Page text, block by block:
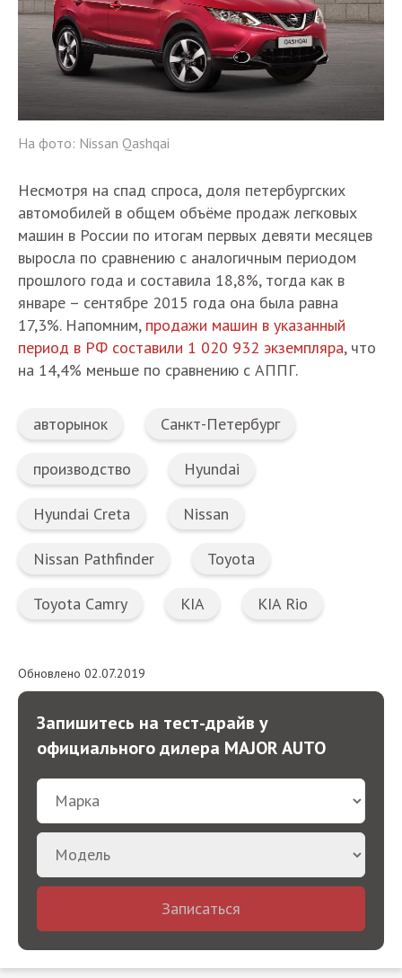
На фото: Nissan Qashqai
Несмотря на спад спроса, доля петербургских
автомобилей в общем объёме продаж легковых
машин в России по итогам первых девяти месяцев
выросла по сравнению с аналогичным периодом
прошлого года и составила 18,8%, тогда как в
январе – сентябре 2015 года она была равна
17,3%. Напомним, продажи машин в указанный
период в РФ составили 1 020 932 экземпляра, что
на 14,4% меньше по сравнению с АППГ.
авторынок Санкт-Петербург
производство Hyundai
Hyundai Creta Nissan
Nissan Pathfinder Toyota
Toyota Camry KIA KIA Rio
Обновлено 02.07.2019
Запишитесь на тест-драйв у
официального дилера MAJOR AUTO
Записаться